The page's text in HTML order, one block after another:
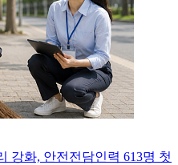
강화, 안전전담인력 613명 첫